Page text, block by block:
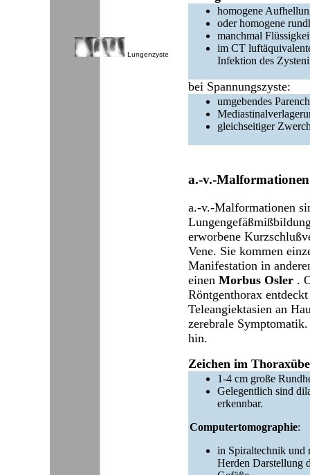
Lungenzyste
homogene
oder homogene
manchmal
im CT
Infektion des
bei Spannungszyste:
umgebendes
gleichseitiger
a.-v.-Malformationen
a.-v.-Malformationen
erworbene
Vene. Sie kommen
Manifestation in
einen Morbus Osler .
Röntgenthorax
Teleangiektasien an
zerebrale
hin.
Zeichen im
1-4 cm große
Gelegentlich sind
erkennbar.
Computertomographie:
in Spiraltechnik und
Herden Darstellung